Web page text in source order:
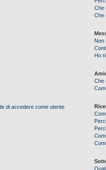
di accedere come utente
Che
Che
Non
Ho
Che